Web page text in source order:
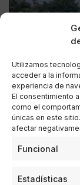
Utilizamos
acceder a la
experiencia de
El consentimiento
como el
únicas en este
afectar
Funcional
Estadísticas
hacer) para